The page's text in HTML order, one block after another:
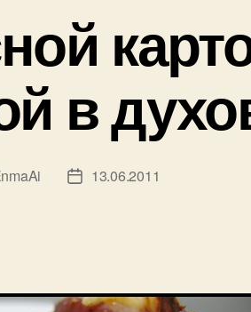
в
Дата13.06.2011